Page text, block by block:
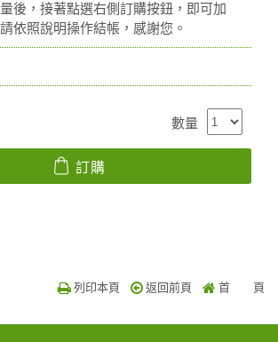
後，接著點選右側訂購按鈕，即可加
依照說明操作結帳，感謝您。
數量
訂購
列印本頁 返回前頁 首 頁